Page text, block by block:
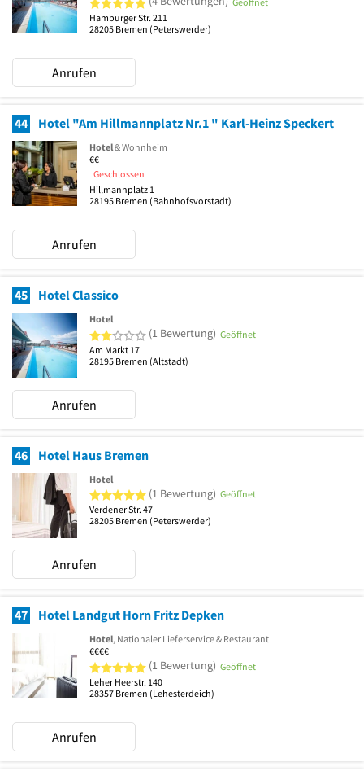
Hamburger Str. 211
28205 Bremen (Peterswerder)
Anrufen
44 Hotel "Am Hillmannplatz Nr.1 " Karl-Heinz Speckert
Hotel& Wohnheim
€€
Geschlossen
Hillmannplatz 1
28195 Bremen (Bahnhofsvorstadt)
Anrufen
45 Hotel Classico
Hotel
2 von 5 Sternen
(1 Bewertung) Geöffnet
Am Markt 17
28195 Bremen (Altstadt)
Anrufen
46 Hotel Haus Bremen
Hotel
5 von 5 Sternen
(1 Bewertung) Geöffnet
Verdener Str. 47
28205 Bremen (Peterswerder)
Anrufen
47 Hotel Landgut Horn Fritz Depken
Hotel, Nationaler Lieferservice & Restaurant
€€€€
5 von 5 Sternen
(1 Bewertung) Geöffnet
Leher Heerstr. 140
28357 Bremen (Lehesterdeich)
Anrufen